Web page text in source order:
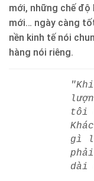
mới, những chế độ
mới… ngày càng
nền kinh tế nói
hàng nói riêng.
tôi
gì
dài